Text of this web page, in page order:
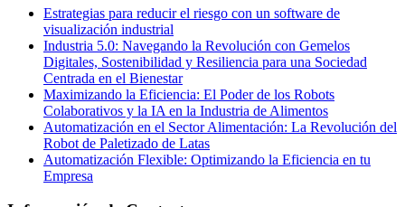
Estrategias para reducir el riesgo con un software de
visualización industrial
Industria 5.0: Navegando la Revolución con Gemelos
Digitales, Sostenibilidad y Resiliencia para una Sociedad
Centrada en el Bienestar
Maximizando la Eficiencia: El Poder de los Robots
Colaborativos y la IA en la Industria de Alimentos
Automatización en el Sector Alimentación: La Revolución del
Robot de Paletizado de Latas
Automatización Flexible: Optimizando la Eficiencia en tu
Empresa